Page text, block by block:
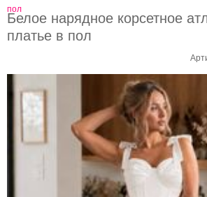
Белое нарядное корсетное
платье в пол
пол